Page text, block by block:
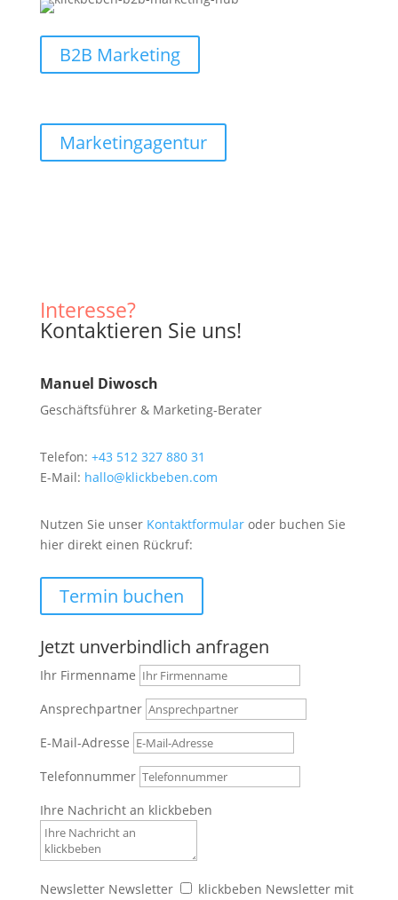
B2B Marketing
Marketingagentur
Interesse?
Kontak­tieren Sie uns!
Manuel Diwosch
Geschäftsführer & Marketing-Berater
Telefon: +43 512 327 880 31
E-Mail: hallo@klickbeben.com
Nutzen Sie unser Kontaktformularoder buchen Sie
hier direkt einen Rückruf:
Termin buchen
Jetzt unverbindlich anfragen
Ihr Firmenname
Ansprechpartner
E-Mail-Adresse
Telefonnummer
Ihre Nachricht an klickbeben
Newsletter Newsletter
klickbeben Newsletter mit